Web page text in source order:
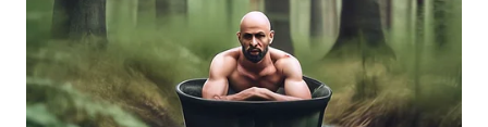
WALINKI
ID
MAWAKA
ID